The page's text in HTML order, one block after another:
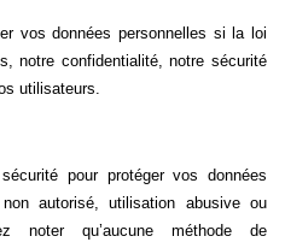
vos données personnelles si la loi
notre confidentialité, notre sécurité
utilisateurs.
pour protéger vos données
autorisé, utilisation abusive ou
noter qu’aucune méthode de